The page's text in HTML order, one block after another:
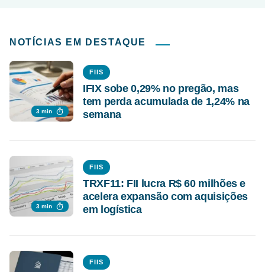
NOTÍCIAS EM DESTAQUE
3 min
FIIS
IFIX sobe 0,29% no pregão, mas
tem perda acumulada de 1,24% na
semana
3 min
FIIS
TRXF11: FII lucra R$ 60 milhões e
acelera expansão com aquisições
em logística
FIIS